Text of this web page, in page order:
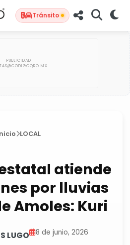
Tránsito
LOCAL
atiende
por lluvias
Amoles: Kuri
LUGO 8 de junio, 2026